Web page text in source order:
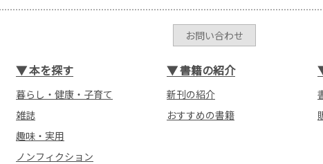
お問い合わせ
▼本を探す
暮らし・健康・子育て
雑誌
趣味・実用
ノンフィクション
▼書籍の紹介
新刊の紹介
おすすめの書籍